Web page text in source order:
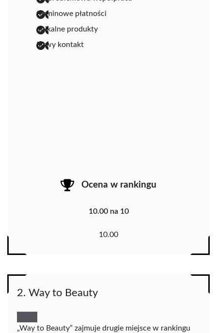
terminowe płatności
unikalne produkty
łatwy kontakt
Ocena w rankingu
10.00 na 10
10.00
2. Way to Beauty
„Way to Beauty” zajmuje drugie miejsce w rankingu